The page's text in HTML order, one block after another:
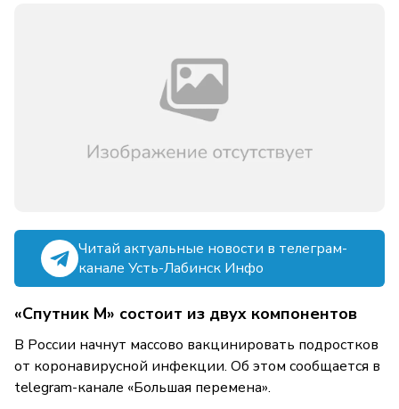
Читай актуальные новости в телеграм-
канале Усть-Лабинск Инфо
«Спутник М» состоит из двух компонентов
В России начнут массово вакцинировать подростков
от коронавирусной инфекции. Об этом сообщается в
telegram-канале «Большая перемена».